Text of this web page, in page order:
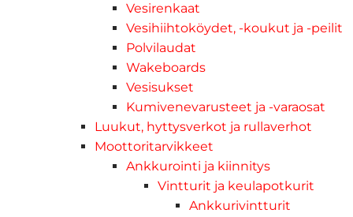
Vesirenkaat
Vesihiihtoköydet, -koukut ja -peilit
Polvilaudat
Wakeboards
Vesisukset
Kumivenevarusteet ja -varaosat
Luukut, hyttysverkot ja rullaverhot
Moottoritarvikkeet
Ankkurointi ja kiinnitys
Vintturit ja keulapotkurit
Ankkurivintturit